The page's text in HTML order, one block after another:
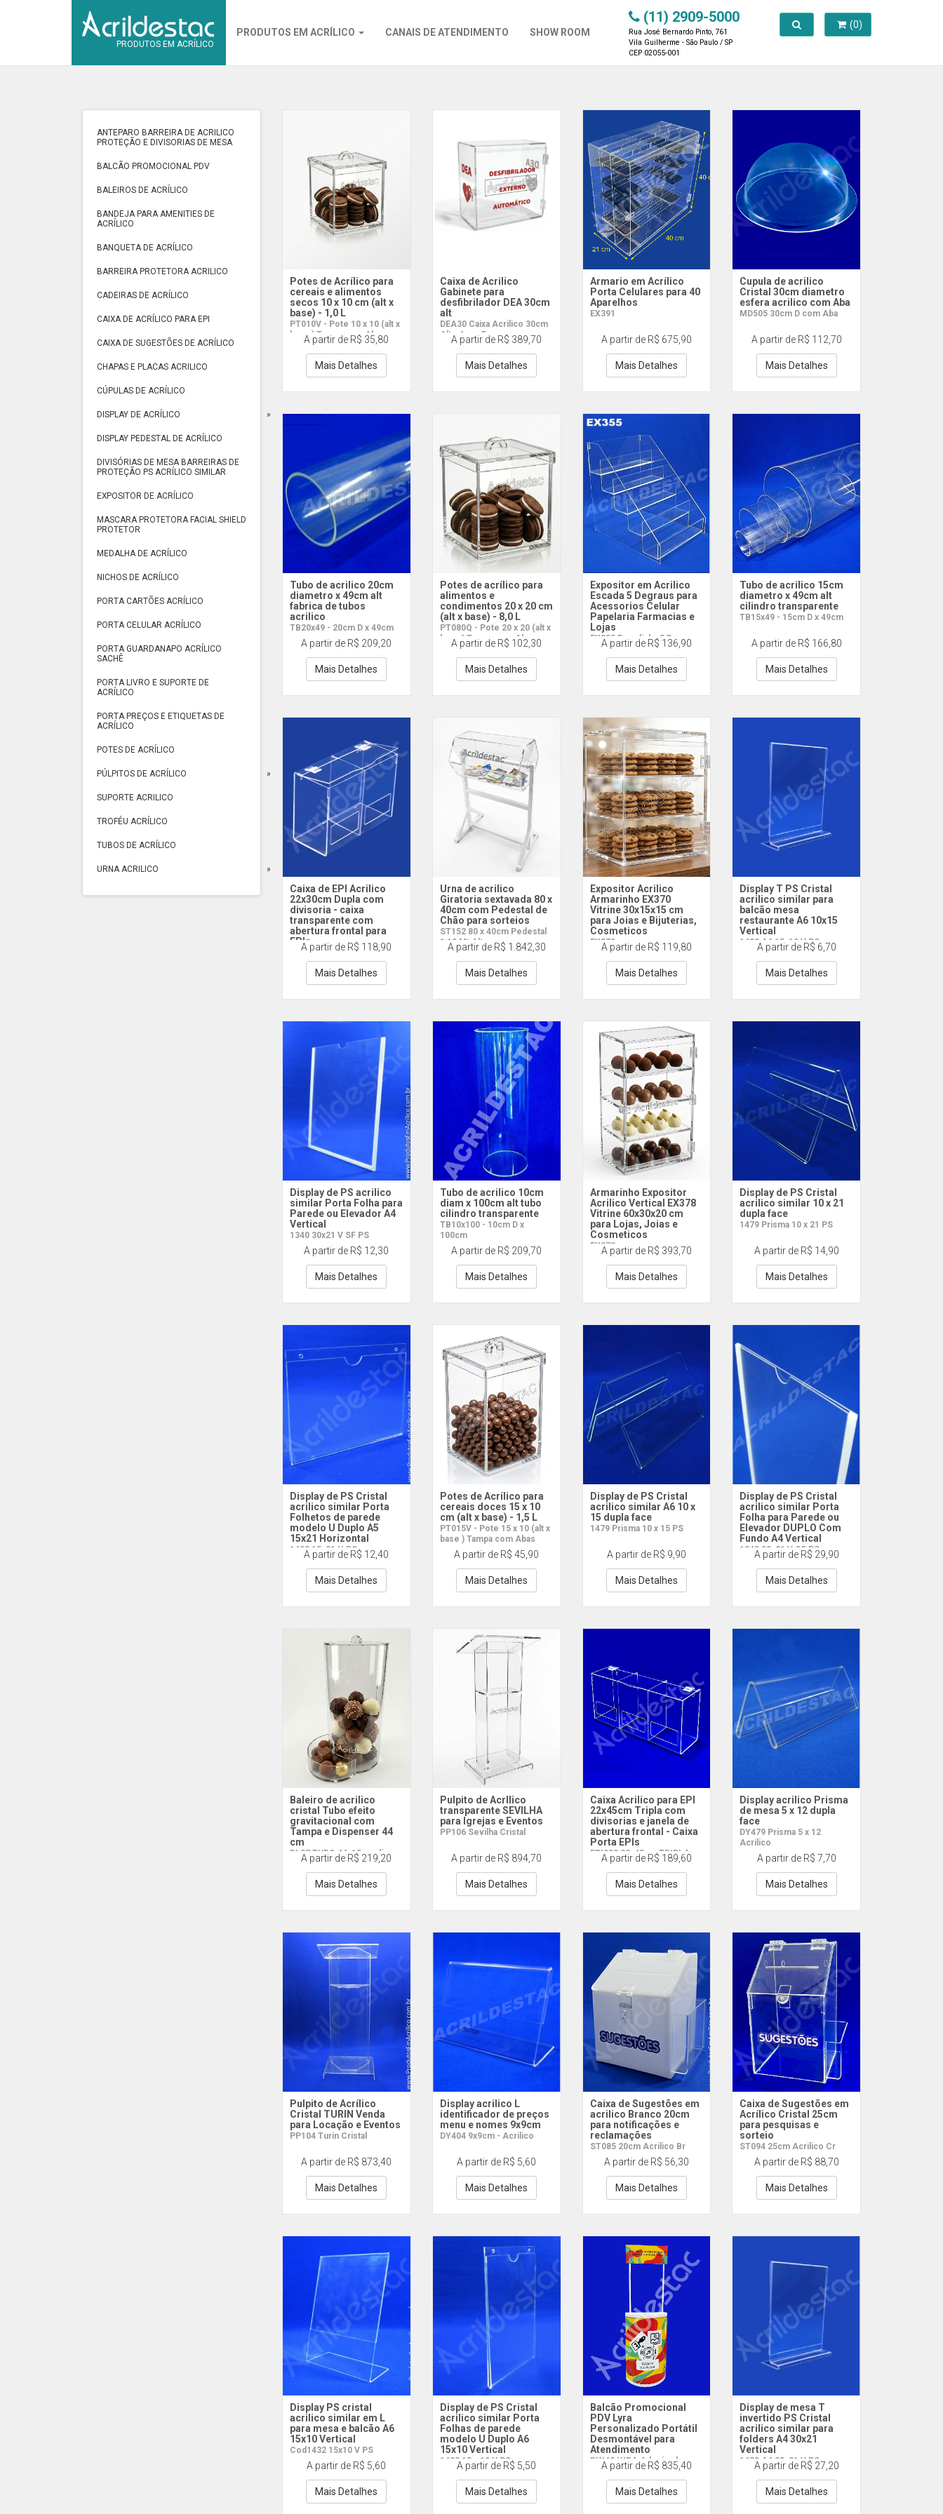
PRODUTOS EM ACRÍLICO
PRODUTOS EM ACRÍLICO CANAIS DE ATENDIMENTO SHOW ROOM
(11) 2909-5000
Rua José Bernardo Pinto, 761
Vila Guilherme - São Paulo / SP
CEP 02055-001
(0)
Toggle search
ANTEPARO BARREIRA DE ACRILICO
PROTEÇÃO E DIVISORIAS DE MESA
BALCÃO PROMOCIONAL PDV
BALEIROS DE ACRÍLICO
BANDEJA PARA AMENITIES DE
ACRÍLICO
BANQUETA DE ACRÍLICO
BARREIRA PROTETORA ACRILICO
CADEIRAS DE ACRÍLICO
CAIXA DE ACRÍLICO PARA EPI
CAIXA DE SUGESTÕES DE ACRÍLICO
CHAPAS E PLACAS ACRILICO
CÚPULAS DE ACRÍLICO
DISPLAY DE ACRÍLICO
DISPLAY PEDESTAL DE ACRÍLICO
DIVISÓRIAS DE MESA BARREIRAS DE
PROTEÇÃO PS ACRÍLICO SIMILAR
EXPOSITOR DE ACRÍLICO
MASCARA PROTETORA FACIAL SHIELD
PROTETOR
MEDALHA DE ACRÍLICO
NICHOS DE ACRÍLICO
PORTA CARTÕES ACRÍLICO
PORTA CELULAR ACRÍLICO
PORTA GUARDANAPO ACRÍLICO
SACHÊ
PORTA LIVRO E SUPORTE DE
ACRÍLICO
PORTA PREÇOS E ETIQUETAS DE
ACRÍLICO
POTES DE ACRÍLICO
PÚLPITOS DE ACRÍLICO
SUPORTE ACRILICO
TROFÉU ACRÍLICO
TUBOS DE ACRÍLICO
URNA ACRILICO
Potes de Acrílico para
cereais e alimentos
secos 10 x 10 cm (alt x
base) - 1,0 L
PT010V - Pote 10 x 10 (alt x
base ) Tampa com Abas
A partir de R$ 35,80
Mais Detalhes
Caixa de Acrilico
Gabinete para
desfibrilador DEA 30cm
alt
DEA30 Caixa Acrilico 30cm
Alt - 4mm Esp
A partir de R$ 389,70
Mais Detalhes
Armario em Acrílico
Porta Celulares para 40
Aparelhos
EX391
A partir de R$ 675,90
Mais Detalhes
Cupula de acrilico
Cristal 30cm diametro
esfera acrilico com Aba
MD505 30cm D com Aba
A partir de R$ 112,70
Mais Detalhes
Tubo de acrilico 20cm
diametro x 49cm alt
fabrica de tubos
acrilico
TB20x49 - 20cm D x 49cm
A partir de R$ 209,20
Mais Detalhes
Potes de acrílico para
alimentos e
condimentos 20 x 20 cm
(alt x base) - 8,0 L
PT080Q - Pote 20 x 20 (alt x
base ) Tampa com Abas
A partir de R$ 102,30
Mais Detalhes
Expositor em Acrilico
Escada 5 Degraus para
Acessorios Celular
Papelaria Farmacias e
Lojas
EX355 Escadinha 5 Degraus
A partir de R$ 136,90
Mais Detalhes
Tubo de acrilico 15cm
diametro x 49cm alt
cilindro transparente
TB15x49 - 15cm D x 49cm
A partir de R$ 166,80
Mais Detalhes
Caixa de EPI Acrilico
22x30cm Dupla com
divisoria - caixa
transparente com
abertura frontal para
EPIs
EPI032 22x30cm DUPLA
Vazado
A partir de R$ 118,90
Mais Detalhes
Urna de acrilico
Giratoria sextavada 80 x
40cm com Pedestal de
Chão para sorteios
ST152 80 x 40cm Pedestal
1,10 Mt Alt
A partir de R$ 1.842,30
Mais Detalhes
Expositor Acrilico
Armarinho EX370
Vitrine 30x15x15 cm
para Joias e Bijuterias,
Cosmeticos
EX370
A partir de R$ 119,80
Mais Detalhes
Display T PS Cristal
acrilico similar para
balcão mesa
restaurante A6 10x15
Vertical
1433 A6 15x10 V PS
A partir de R$ 6,70
Mais Detalhes
Display de PS acrilico
similar Porta Folha para
Parede ou Elevador A4
Vertical
1340 30x21 V SF PS
A partir de R$ 12,30
Mais Detalhes
Tubo de acrilico 10cm
diam x 100cm alt tubo
cilindro transparente
TB10x100 - 10cm D x
100cm
A partir de R$ 209,70
Mais Detalhes
Armarinho Expositor
Acrilico Vertical EX378
Vitrine 60x30x20 cm
para Lojas, Joias e
Cosmeticos
EX378
A partir de R$ 393,70
Mais Detalhes
Display de PS Cristal
acrilico similar 10 x 21
dupla face
1479 Prisma 10 x 21 PS
A partir de R$ 14,90
Mais Detalhes
Display de PS Cristal
acrilico similar Porta
Folhetos de parede
modelo U Duplo A5
15x21 Horizontal
1483 15x21 H PS
A partir de R$ 12,40
Mais Detalhes
Potes de Acrílico para
cereais doces 15 x 10
cm (alt x base) - 1,5 L
PT015V - Pote 15 x 10 (alt x
base ) Tampa com Abas
A partir de R$ 45,90
Mais Detalhes
Display de PS Cristal
acrilico similar A6 10 x
15 dupla face
1479 Prisma 10 x 15 PS
A partir de R$ 9,90
Mais Detalhes
Display de PS Cristal
acrilico similar Porta
Folha para Parede ou
Elevador DUPLO Com
Fundo A4 Vertical
1340 30x21 V CF PS
A partir de R$ 29,90
Mais Detalhes
Baleiro de acrilico
cristal Tubo efeito
gravitacional com
Tampa e Dispenser 44
cm
BL87 TUBO 44x15cm diam
A partir de R$ 219,20
Mais Detalhes
Pulpito de AcrIlico
transparente SEVILHA
para Igrejas e Eventos
PP106 Sevilha Cristal
A partir de R$ 894,70
Mais Detalhes
Caixa Acrilico para EPI
22x45cm Tripla com
divisorias e janela de
abertura frontal - Caixa
Porta EPIs
EPI033 22x45cm TRIPLA
Vazado
A partir de R$ 189,60
Mais Detalhes
Display acrilico Prisma
de mesa 5 x 12 dupla
face
DY479 Prisma 5 x 12
Acrilico
A partir de R$ 7,70
Mais Detalhes
Pulpito de Acrílico
Cristal TURIN Venda
para Locação e Eventos
PP104 Turin Cristal
A partir de R$ 873,40
Mais Detalhes
Display acrilico L
identificador de preços
menu e nomes 9x9cm
DY404 9x9cm - Acrilico
A partir de R$ 5,60
Mais Detalhes
Caixa de Sugestões em
acrilico Branco 20cm
para notificações e
reclamações
ST085 20cm Acrilico Br
A partir de R$ 56,30
Mais Detalhes
Caixa de Sugestões em
Acrílico Cristal 25cm
para pesquisas e
sorteio
ST094 25cm Acrilico Cr
A partir de R$ 88,70
Mais Detalhes
Display PS cristal
acrilico similar em L
para mesa e balcão A6
15x10 Vertical
Cod1432 15x10 V PS
A partir de R$ 5,60
Mais Detalhes
Display de PS Cristal
acrilico similar Porta
Folhas de parede
modelo U Duplo A6
15x10 Vertical
1483 15 x 10 V PS
A partir de R$ 5,50
Mais Detalhes
Balcão Promocional
PDV Lyra
Personalizado Portátil
Desmontável para
Atendimento
BLY40 LYRA Adesivado -
Completo
A partir de R$ 835,40
Mais Detalhes
Display de mesa T
invertido PS Cristal
acrilico similar para
folders A4 30x21
Vertical
1433 A4 30x21 V PS
A partir de R$ 27,20
Mais Detalhes